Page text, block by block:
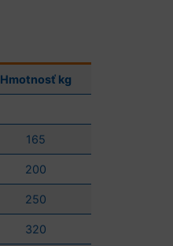
Hmotnosť kg
165
200
250
320